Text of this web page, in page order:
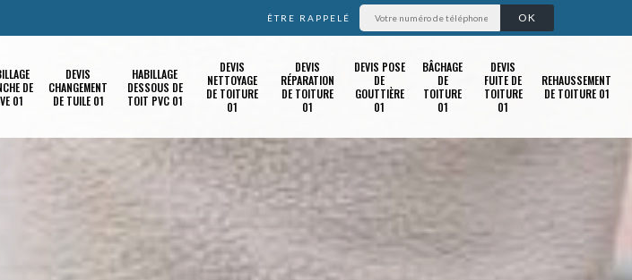
ÊTRE RAPPELÉ
DE
01
DEVIS
CHANGEMENT
DE TUILE 01
HABILLAGE
DESSOUS DE
TOIT PVC 01
DEVIS
NETTOYAGE
DE TOITURE
01
DEVIS
RÉPARATION
DE TOITURE
01
DEVIS POSE
DE
GOUTTIÈRE
01
BÂCHAGE
DE
TOITURE
01
DEVIS
FUITE DE
TOITURE
01
REHAUSSEMENT
DE TOITURE 01